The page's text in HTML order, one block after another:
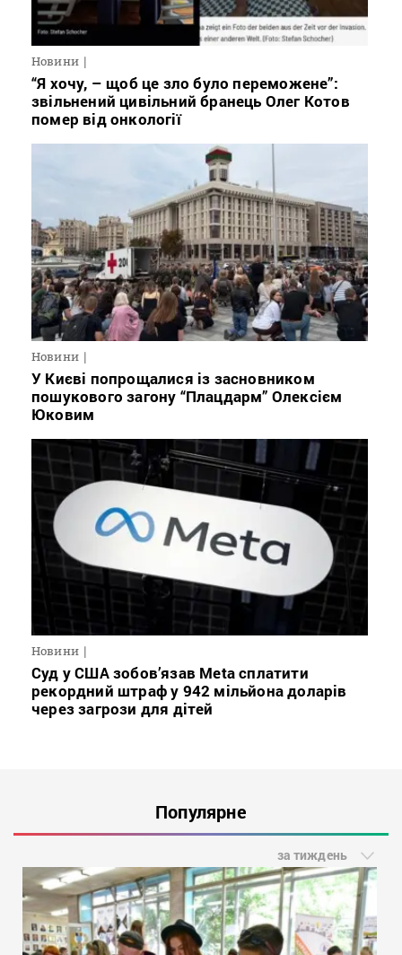
Новини
“Я хочу, – щоб це зло було переможене”:
звільнений цивільний бранець Олег Котов
помер від онкології
Новини
У Києві попрощалися із засновником
пошукового загону “Плацдарм” Олексієм
Юковим
Новини
Суд у США зобов’язав Meta сплатити
рекордний штраф у 942 мільйона доларів
через загрози для дітей
Популярне
за тиждень